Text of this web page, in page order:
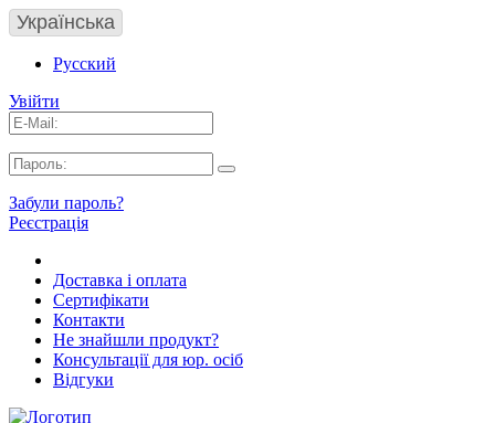
Українська
Русский
Увійти
Забули пароль?
Реєстрація
Доставка і оплата
Сертифікати
Контакти
Не знайшли продукт?
Консультації для юр. осіб
Відгуки